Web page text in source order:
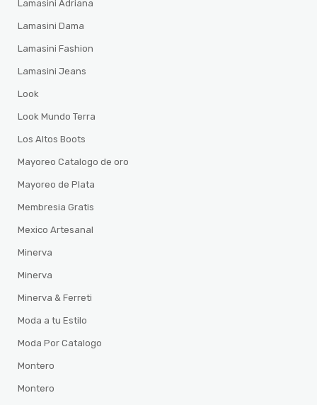
Lamasini Adriana
Lamasini Dama
Lamasini Fashion
Lamasini Jeans
Look
Look Mundo Terra
Los Altos Boots
Mayoreo Catalogo de oro
Mayoreo de Plata
Membresia Gratis
Mexico Artesanal
Minerva
Minerva
Minerva & Ferreti
Moda a tu Estilo
Moda Por Catalogo
Montero
Montero